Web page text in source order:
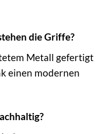
die Griffe?
Metall gefertigt
einen modernen